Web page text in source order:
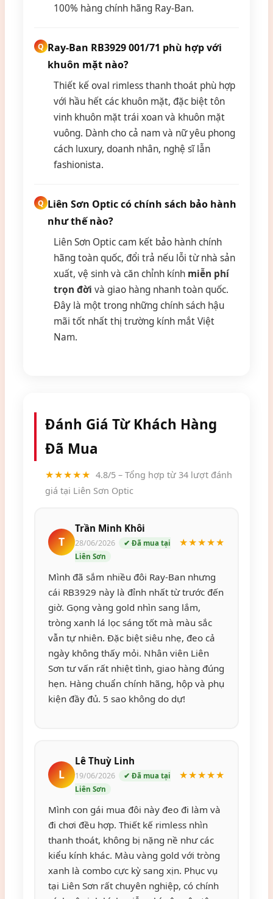
100% hàng chính hãng Ray-Ban.
Ray-Ban RB3929 001/71 phù hợp với
khuôn mặt nào?
Thiết kế oval rimless thanh thoát phù hợp
với hầu hết các khuôn mặt, đặc biệt tôn
vinh khuôn mặt trái xoan và khuôn mặt
vuông. Dành cho cả nam và nữ yêu phong
cách luxury, doanh nhân, nghệ sĩ lẫn
fashionista.
Liên Sơn Optic có chính sách bảo hành
như thế nào?
Liên Sơn Optic cam kết bảo hành chính
hãng toàn quốc, đổi trả nếu lỗi từ nhà sản
xuất, vệ sinh và căn chỉnh kính miễn phí
trọn đời và giao hàng nhanh toàn quốc.
Đây là một trong những chính sách hậu
mãi tốt nhất thị trường kính mắt Việt
Nam.
Đánh Giá Từ Khách Hàng
Đã Mua
★★★★★ 4.8/5 – Tổng hợp từ 34 lượt đánh
giá tại Liên Sơn Optic
T
Trần Minh Khôi
28/06/2026
✔ Đã mua tại
Liên Sơn
★★★★★
Mình đã sắm nhiều đôi Ray-Ban nhưng
cái RB3929 này là đỉnh nhất từ trước đến
giờ. Gọng vàng gold nhìn sang lắm,
tròng xanh lá lọc sáng tốt mà màu sắc
vẫn tự nhiên. Đặc biệt siêu nhẹ, đeo cả
ngày không thấy mỏi. Nhân viên Liên
Sơn tư vấn rất nhiệt tình, giao hàng đúng
hẹn. Hàng chuẩn chính hãng, hộp và phụ
kiện đầy đủ. 5 sao không do dự!
L
Lê Thuỳ Linh
19/06/2026
✔ Đã mua tại
Liên Sơn
★★★★★
Mình con gái mua đôi này đeo đi làm và
đi chơi đều hợp. Thiết kế rimless nhìn
thanh thoát, không bị nặng nề như các
kiểu kính khác. Màu vàng gold với tròng
xanh là combo cực kỳ sang xịn. Phục vụ
tại Liên Sơn rất chuyên nghiệp, có chính